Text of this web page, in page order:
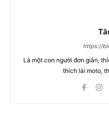
https://
Là một con người đơn giản,
thích lái moto,